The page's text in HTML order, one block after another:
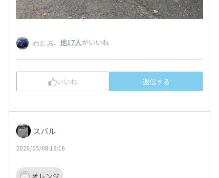
わたお、 他17人がいいね
いいね 返信する
スバル
2026/05/08 19:16